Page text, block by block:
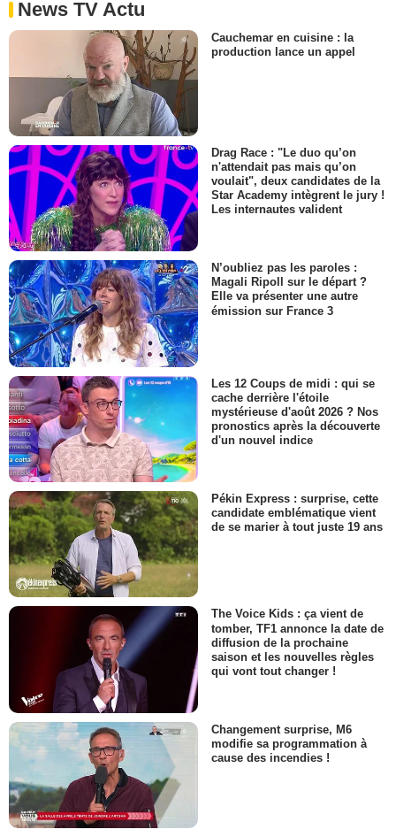
News TV Actu
Cauchemar en cuisine : la
production lance un appel
Drag Race : "Le duo qu’on
n'attendait pas mais qu’on
voulait", deux candidates de la
Star Academy intègrent le jury !
Les internautes valident
N’oubliez pas les paroles :
Magali Ripoll sur le départ ?
Elle va présenter une autre
émission sur France 3
Les 12 Coups de midi : qui se
cache derrière l'étoile
mystérieuse d'août 2026 ? Nos
pronostics après la découverte
d'un nouvel indice
Pékin Express : surprise, cette
candidate emblématique vient
de se marier à tout juste 19 ans
The Voice Kids : ça vient de
tomber, TF1 annonce la date de
diffusion de la prochaine
saison et les nouvelles règles
qui vont tout changer !
Changement surprise, M6
modifie sa programmation à
cause des incendies !